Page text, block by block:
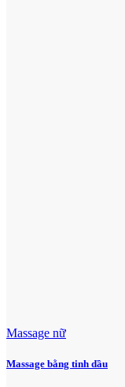
Massage nữ
Massage bằng tinh dầu